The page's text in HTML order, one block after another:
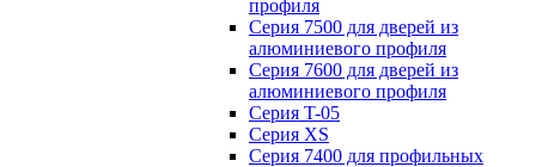
профиля
Серия 7500 для дверей из
алюминиевого профиля
Серия 7600 для дверей из
алюминиевого профиля
Серия T-05
Серия XS
Серия 7400 для профильных